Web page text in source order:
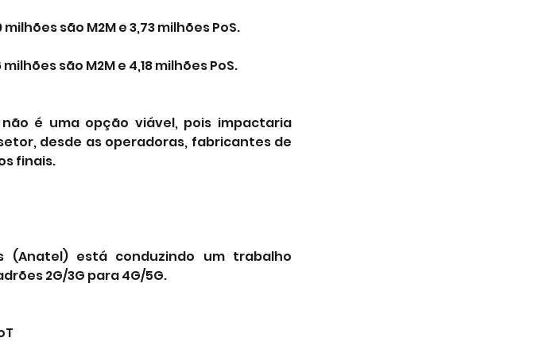
são M2M e 3,73 milhões PoS.
são M2M e 4,18 milhões PoS.
é uma opção viável, pois impactaria
desde as operadoras, fabricantes de
finais.
(Anatel) está conduzindo um trabalho
2G/3G para 4G/5G.